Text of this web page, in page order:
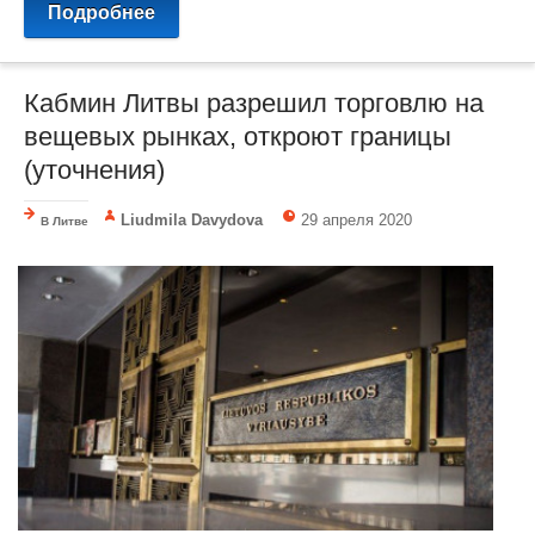
Подробнее
Кабмин Литвы разрешил торговлю на
вещевых рынках, откроют границы
(уточнения)
В Литве Liudmila Davydova 29 апреля 2020